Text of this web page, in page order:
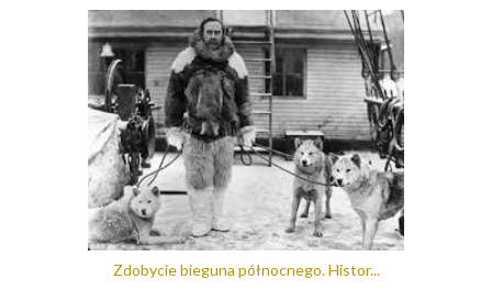
Zdobycie bieguna północnego. Histor...